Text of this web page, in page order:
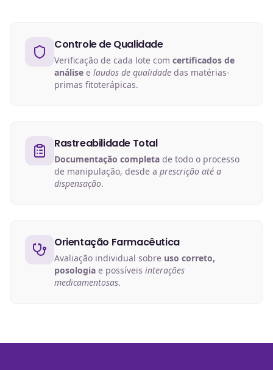
Controle de Qualidade
Verificação de cada lote com certificados de
análise e laudos de qualidade das matérias-
primas fitoterápicas.
Rastreabilidade Total
Documentação completa de todo o processo
de manipulação, desde a prescrição até a
dispensação.
Orientação Farmacêutica
Avaliação individual sobre uso correto,
posologia e possíveis interações
medicamentosas.